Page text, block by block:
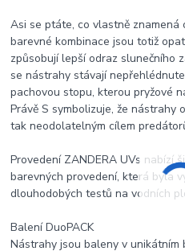
Asi se ptáte, co vlastně znamená
barevné kombinace jsou totiž
způsobují lepší odraz slunečního
se nástrahy stávají
pachovou stopu, kterou pryžové
Právě S symbolizuje, že nástrahy
tak neodolatelným cílem
Provedení ZANDERA UVs nabízí
barevných provedení, která byla
dlouhodobých testů na vodních
Balení DuoPACK
Nástrahy jsou baleny v unikátním